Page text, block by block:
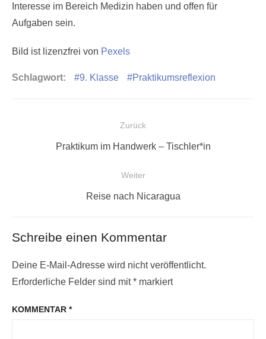
Interesse im Bereich Medizin haben und offen für
Aufgaben sein.
Bild ist lizenzfrei von Pexels
Schlagwort: 9. Klasse Praktikumsreflexion
BeitragsnavigationZurück
Vorheriger
Praktikum im Handwerk – Tischler*in
Weiter
Nächster
Reise nach Nicaragua
Schreibe einen Kommentar
Deine E-Mail-Adresse wird nicht veröffentlicht.
Erforderliche Felder sind mit* markiert
KOMMENTAR *